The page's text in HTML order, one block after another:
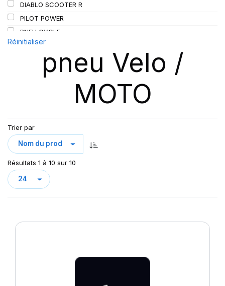
DIABLO SCOOTER R
PILOT POWER
PNEU CYCLE
Réinitialiser
pneu Velo /
MOTO
Trier par
Résultats 1 à 10 sur 10